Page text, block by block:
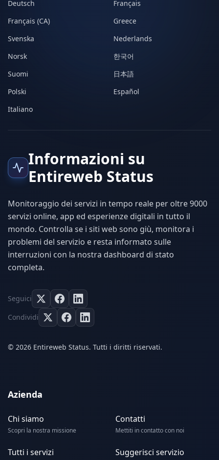
Deutsch
Français
Français (CA)
Greece
Svenska
Nederlands
Norsk
한국어
Suomi
日本語
Polski
Español
Italiano
Informazioni su
Entireweb Status
Monitoraggio dei servizi in tempo reale per oltre 9000
servizi online, app ed esperienze digitali in tutto il
mondo. Controlla se i siti web sono giù, monitora i
problemi del servizio e resta informato sulle
interruzioni con la nostra dashboard di stato
completa.
Seguici
Condividi
© 2026 Entireweb Status. Tutti i diritti riservati.
Azienda
Chi siamo
Scopri la nostra missione
Contatti
Mettiti in contatto con noi
Tutti i servizi Suggerisci servizio